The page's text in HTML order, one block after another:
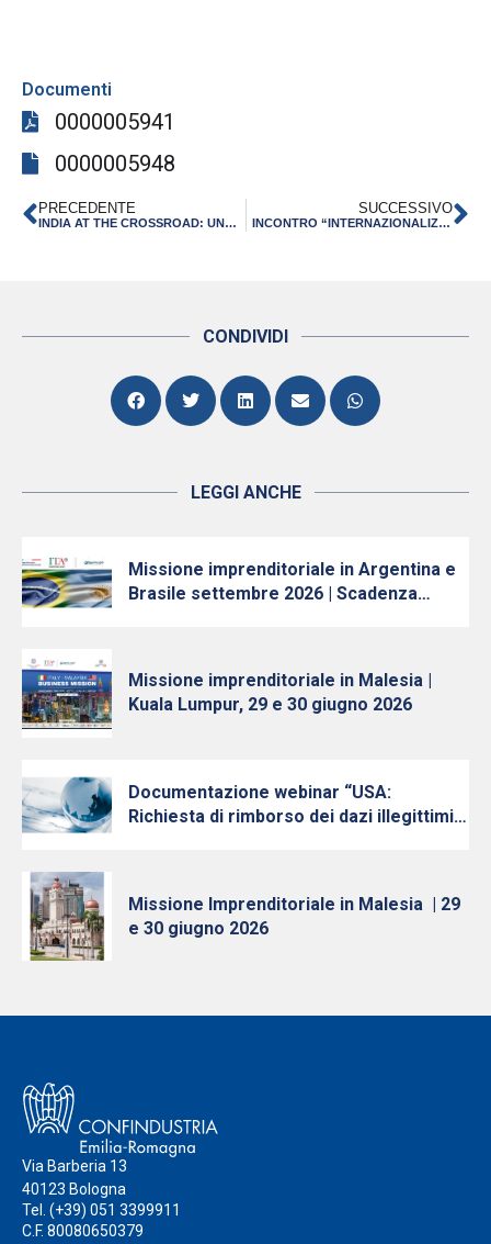
Documenti
0000005941
0000005948
PRECEDENTE
INDIA AT THE CROSSROAD: UN SEMINARIO PER LE IMPRESE
SUCCESSIVO
INCONTRO “INTERNAZIONALIZZAZIONE, LEVA PER LO SVILUPPO DELL’INDUSTRIA DELL’EMILIA-ROMAGNA” CON IL VICE MINISTRO CARLO CALENDA
CONDIVIDI
LEGGI ANCHE
Missione imprenditoriale in Argentina e
Brasile settembre 2026 | Scadenza
Missione imprenditoriale in Malesia |
Kuala Lumpur, 29 e 30 giugno 2026
Documentazione webinar “USA:
Richiesta di rimborso dei dazi illegittimi e
Missione Imprenditoriale in Malesia | 29
e 30 giugno 2026
Via Barberia 13
40123 Bologna
Tel. (+39) 051 3399911
C.F. 80080650379